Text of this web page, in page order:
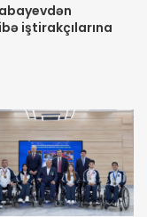
iştirakçılarına